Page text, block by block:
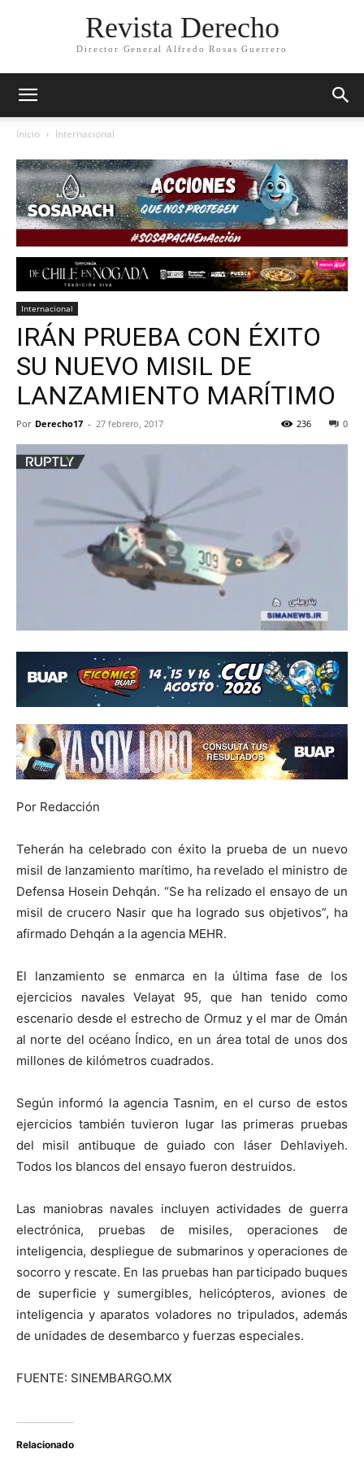
Revista Derecho
Director General Alfredo Rosas Guerrero
Inicio Internacional
Internacional
IRÁN PRUEBA CON ÉXITO
SU NUEVO MISIL DE
LANZAMIENTO MARÍTIMO
Por Derecho17 - 27 febrero, 2017 0
236
Por Redacción
Teherán ha celebrado con éxito la prueba de un nuevo
misil de lanzamiento marítimo, ha revelado el ministro de
Defensa Hosein Dehqán. “Se ha relizado el ensayo de un
misil de crucero Nasir que ha logrado sus objetivos”, ha
afirmado Dehqán a la agencia MEHR.
El lanzamiento se enmarca en la última fase de los
ejercicios navales Velayat 95, que han tenido como
escenario desde el estrecho de Ormuz y el mar de Omán
al norte del océano Índico, en un área total de unos dos
millones de kilómetros cuadrados.
Según informó la agencia Tasnim, en el curso de estos
ejercicios también tuvieron lugar las primeras pruebas
del misil antibuque de guiado con láser Dehlaviyeh.
Todos los blancos del ensayo fueron destruidos.
Las maniobras navales incluyen actividades de guerra
electrónica, pruebas de misiles, operaciones de
inteligencia, despliegue de submarinos y operaciones de
socorro y rescate. En las pruebas han participado buques
de superficie y sumergibles, helicópteros, aviones de
inteligencia y aparatos voladores no tripulados, además
de unidades de desembarco y fuerzas especiales.
FUENTE: SINEMBARGO.MX
Relacionado